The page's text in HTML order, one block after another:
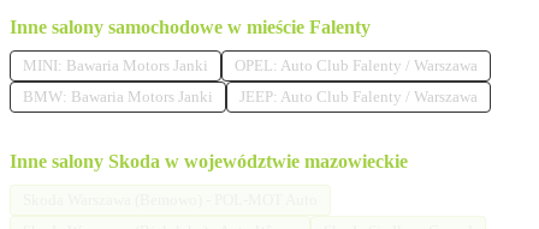
Inne salony samochodowe w mieście Falenty
MINI: Bawaria Motors Janki
OPEL: Auto Club Falenty / Warszawa
BMW: Bawaria Motors Janki
JEEP: Auto Club Falenty / Warszawa
Inne salony Skoda w województwie mazowieckie